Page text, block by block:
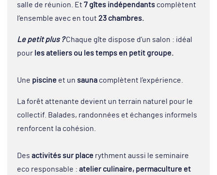
salle de réunion. Et 7 gîtes indépendants complètent
l’ensemble avec en tout 23 chambres.
Le petit plus ?Chaque gîte dispose d’un salon : idéal
pour les ateliers ou les temps en petit groupe.
Une piscine et un sauna complètent l’expérience.
La forêt attenante devient un terrain naturel pour le
collectif. Balades, randonnées et échanges informels
renforcent la cohésion.
Des activités sur place rythment aussi le seminaire
eco responsable : atelier culinaire, permaculture et